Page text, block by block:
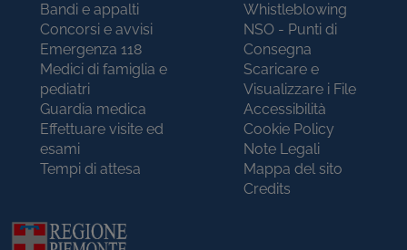
Bandi e appalti
Concorsi e avvisi
Emergenza 118
Medici di famiglia e
pediatri
Guardia medica
Effettuare visite ed
esami
Tempi di attesa
Whistleblowing
NSO - Punti di
Consegna
Scaricare e
Visualizzare i File
Accessibilità
Cookie Policy
Note Legali
Mappa del sito
Credits